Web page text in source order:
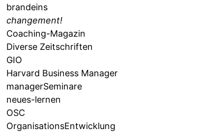
brandeins
changement!
Coaching-Magazin
Diverse Zeitschriften
GIO
Harvard Business Manager
managerSeminare
neues-lernen
OSC
OrganisationsEntwicklung